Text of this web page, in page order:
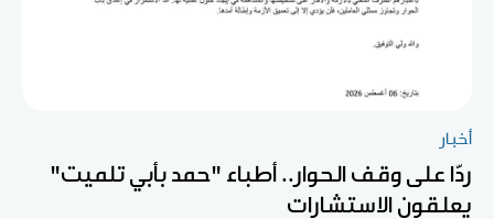
أخبار
ردّا على وقف الحوار.. أطباء "حمد بأبي تلميت"
يعلقون الاستشارات